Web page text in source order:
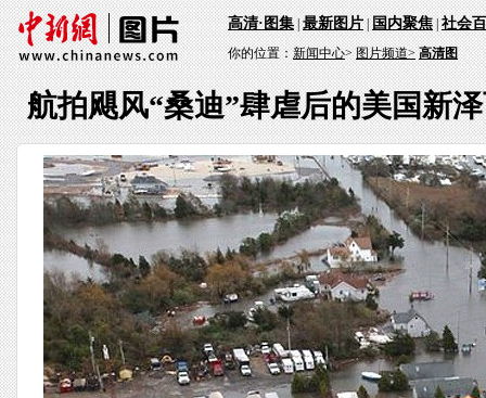
高清·图集|最新图片|国内聚焦|社会
你的位置：新闻中心>图片频道> 高清图
航拍飓风“桑迪”肆虐后的美国新